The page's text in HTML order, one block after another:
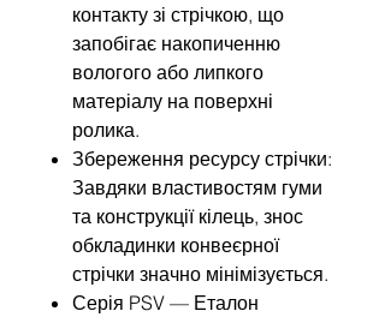
контакту зі стрічкою, що
запобігає накопиченню
вологого або липкого
матеріалу на поверхні
ролика.
Збереження ресурсу стрічки:
Завдяки властивостям гуми
та конструкції кілець, знос
обкладинки конвеєрної
стрічки значно мінімізується.
Серія PSV — Еталон